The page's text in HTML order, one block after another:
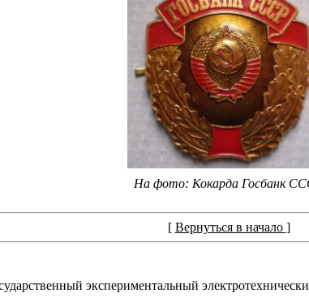
На фото: Кокарда Госбанк
[ Вернуться в начало ]
экспериментальный